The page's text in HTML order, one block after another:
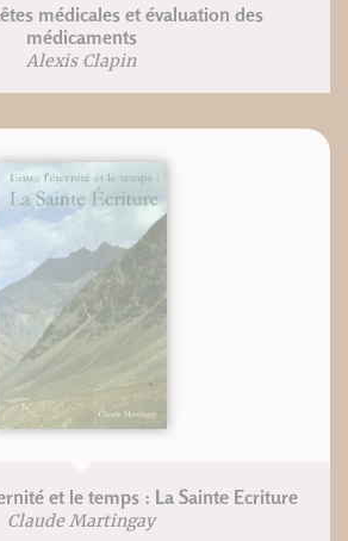
médicales et évaluation des
médicaments
Alexis Clapin
et le temps : La Sainte Ecriture
Claude Martingay